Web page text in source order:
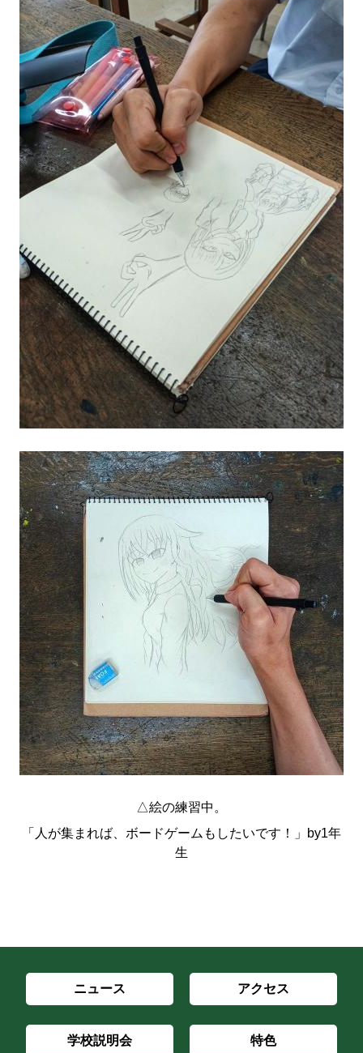
△絵の練習中。
「人が集まれば、ボードゲームもしたいです！」by1年
生
ニュース アクセス
学校説明会 特色